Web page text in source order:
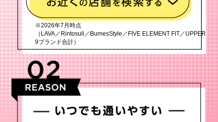
※2026年7月時点
（LAVA／Rintosull／BurnesStyle／FIVE ELEMENT FIT／UPPER
9ブランド合計）